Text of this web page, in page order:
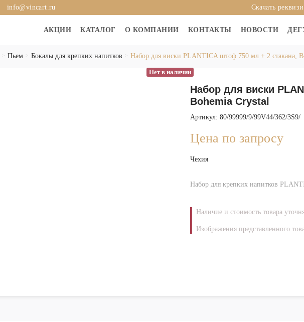
info@vincart.ru Скачать
АКЦИИ КАТАЛОГ О КОМПАНИИ КОНТАКТЫ НОВОСТИ
Пьем Бокалы для крепких напитков Набор для виски PLANTICA штоф 750 мл + 2 стакана,
Нет в наличии
Набор для виски
Bohemia Crystal
Артикул: 80/99999/9/99V44/362/3S9/
Цена по запросу
Чехия
Набор для крепких напитков
Наличие и стоимость товара
Изображения представленного